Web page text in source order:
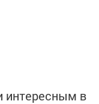
в